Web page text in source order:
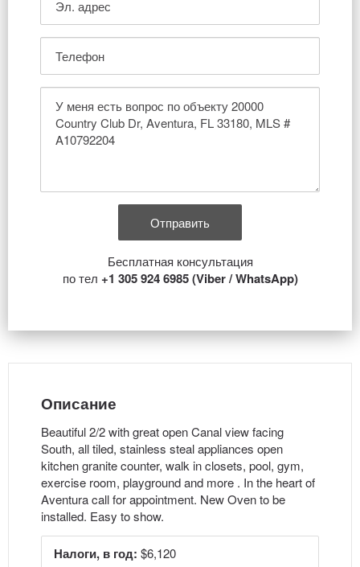
Бесплатная консультация
по тел +1 305 924 6985 (Viber / WhatsApp)
Описание
Beautiful 2/2 with great open Canal view facing
South, all tiled, stainless steal appliances open
kitchen granite counter, walk in closets, pool, gym,
exercise room, playground and more . In the heart of
Aventura call for appointment. New Oven to be
installed. Easy to show.
Налоги, в год: $6,120